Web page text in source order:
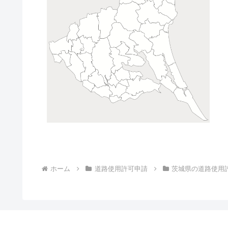
ホーム 道路使用許可申請 茨城県の道路使用